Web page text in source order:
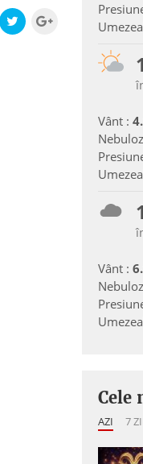
Vânt :
Vânt :
Cele
AZI 7